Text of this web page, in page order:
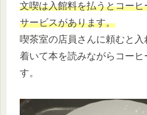
文喫は入館料を払うとコー
サービスがあります。
喫茶室の店員さんに頼むと
着いて本を読みながらコーヒ
す。